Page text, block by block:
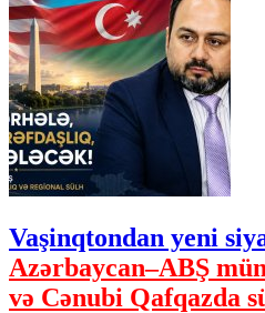
Vaşinqtondan yeni
Azərbaycan–ABŞ
və Cənubi Qafqazda